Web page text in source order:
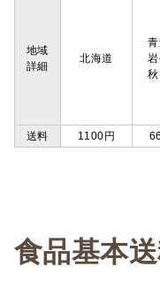
地域
詳細
北海道
送料
1100円
食品基